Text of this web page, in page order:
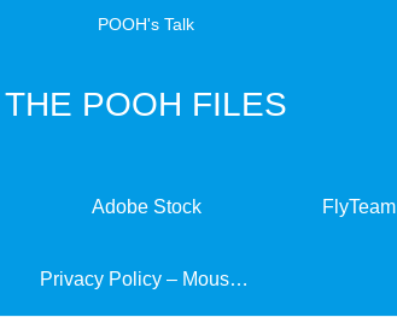
POOH's Talk
THE POOH FILES
Adobe Stock FlyTeam
Privacy Policy – MouseMate